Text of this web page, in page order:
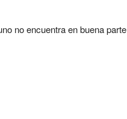
no encuentra en buena parte